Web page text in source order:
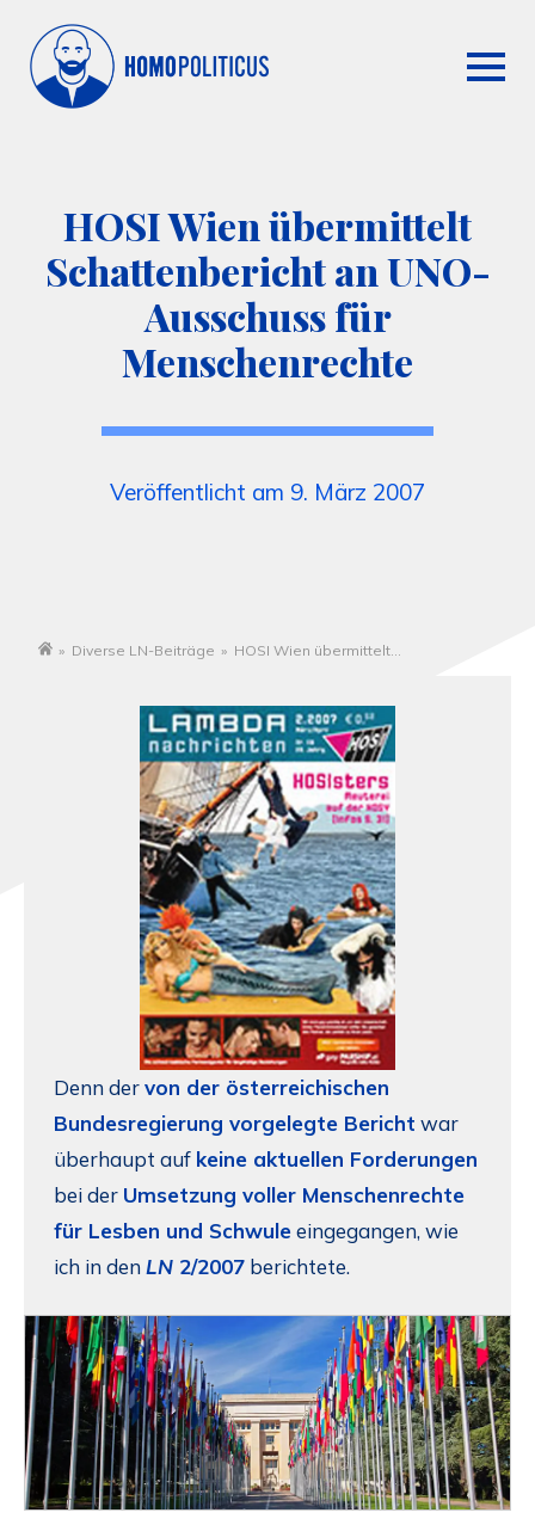
HOSI Wien übermittelt
Schattenbericht an UNO-
Ausschuss für
Menschenrechte
Veröffentlicht am 9. März 2007
» Diverse LN-Beiträge » HOSI Wien übermittelt
Denn dervon der österreichischen
Bundesregierung vorgelegte Bericht war
überhaupt auf keine aktuellen Forderungen
bei der Umsetzung voller Menschenrechte
für Lesben und Schwuleeingegangen, wie
ich in den LN 2/2007 berichtete.